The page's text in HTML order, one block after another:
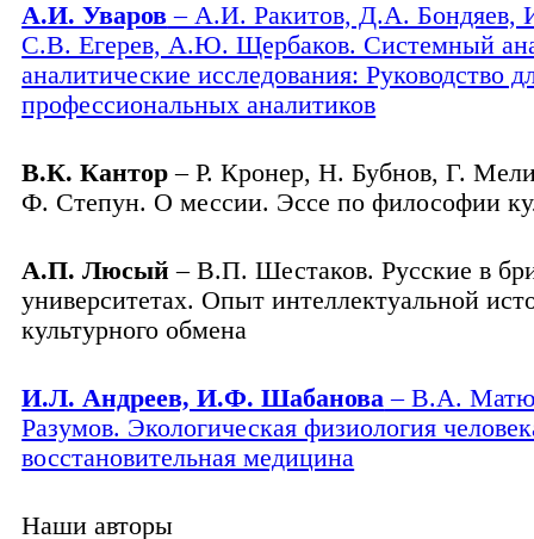
А.И. Уваров – А.И. Ракитов, Д.А. Бондяев,
С.В. Егерев, А.Ю. Щербаков. Системный
аналитические исследования: Руководство
профессиональных аналитиков
В.К. Кантор – Р. Кронер, Н. Бубнов, Г.
Ф. Степун. О мессии. Эссе по философии
А.П. Люсый – В.П. Шестаков. Русские в
университетах. Опыт интеллектуальной
культурного обмена
И.Л. Андреев, И.Ф. Шабанова – В.А.
Разумов. Экологическая физиология
восстановительная медицина
Наши авторы